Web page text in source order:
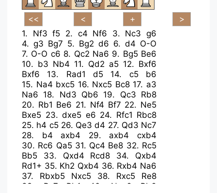
1. Nf3 f5 2. c4 Nf6 3. Nc3 g6
4. g3 Bg7 5. Bg2 d6 6. d4 O-O
7. O-O c6 8. Qc2 Na6 9. Bg5 Be6
10. b3 Nb4 11. Qd2 a5 12. Bxf6
Bxf6
13. Rad1 d5 14. c5
b6
15. Na4 bxc5 16. Nxc5 Bc8 17. a3
Na6 18. Nd3 Qb6 19. Qc3 Rb8
20. Rb1 Be6 21. Nf4 Bf7 22. Ne5
Bxe5 23. dxe5 e6 24. Rfc1 Rbc8
25. h4 c5 26. Qe3 d4 27. Qd3 Nc7
28. b4 axb4 29. axb4
cxb4
30. Rc6 Qa5 31. Qc4 Be8 32. Rc5
Bb5
33. Qxd4 Rcd8 34. Qxb4
Rd1+ 35. Kh2 Qxb4 36. Rxb4 Na6
37. Rbxb5 Nxc5 38. Rxc5
Re8
39. Rc7 Rb1 40. Nxe6
Rb6